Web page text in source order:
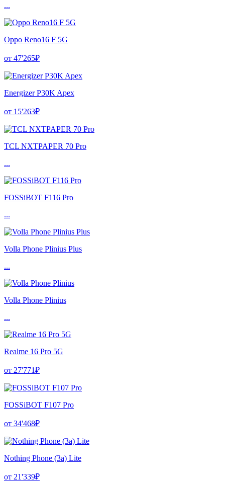
...
Oppo Reno16 F 5G
от 47'265₽
Energizer P30K Apex
от 15'263₽
TCL NXTPAPER 70 Pro
...
FOSSiBOT F116 Pro
...
Volla Phone Plinius Plus
...
Volla Phone Plinius
...
Realme 16 Pro 5G
от 27'771₽
FOSSiBOT F107 Pro
от 34'468₽
Nothing Phone (3a) Lite
от 21'339₽